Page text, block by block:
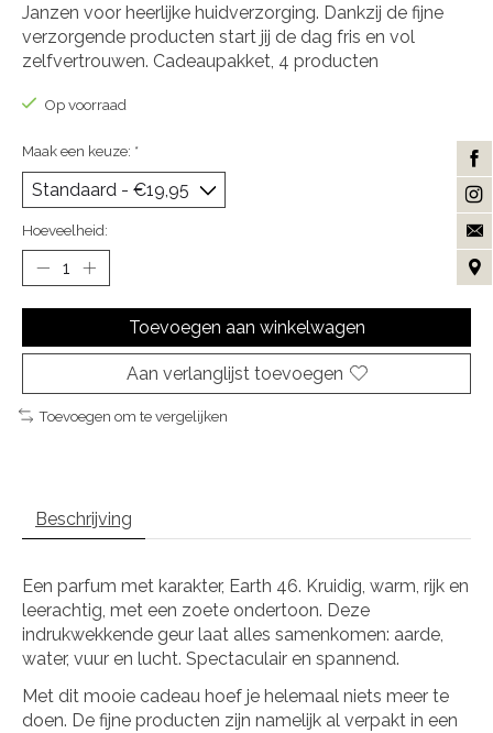
Janzen voor heerlijke huidverzorging. Dankzij de fijne
verzorgende producten start jij de dag fris en vol
zelfvertrouwen. Cadeaupakket, 4 producten
Op voorraad
Maak een keuze: *
Hoeveelheid:
Toevoegen aan winkelwagen
Aan verlanglijst toevoegen
Toevoegen om te vergelijken
Beschrijving
Een parfum met karakter, Earth 46. Kruidig, warm, rijk en
leerachtig, met een zoete ondertoon. Deze
indrukwekkende geur laat alles samenkomen: aarde,
water, vuur en lucht. Spectaculair en spannend.
Met dit mooie cadeau hoef je helemaal niets meer te
doen. De fijne producten zijn namelijk al verpakt in een